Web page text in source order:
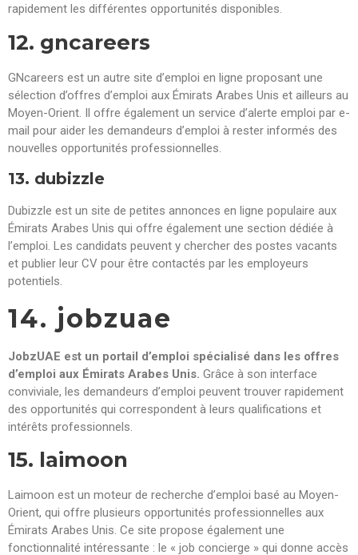
rapidement les différentes opportunités disponibles.
12. gncareers
GNcareers est un autre site d’emploi en ligne proposant une
sélection d’offres d’emploi aux Émirats Arabes Unis et ailleurs au
Moyen-Orient. Il offre également un service d’alerte emploi par e-
mail pour aider les demandeurs d’emploi à rester informés des
nouvelles opportunités professionnelles.
13. dubizzle
Dubizzle est un site de petites annonces en ligne populaire aux
Émirats Arabes Unis qui offre également une section dédiée à
l’emploi. Les candidats peuvent y chercher des postes vacants
et publier leur CV pour être contactés par les employeurs
potentiels.
14. jobzuae
JobzUAE est un portail d’emploi spécialisé dans les offres
d’emploi aux Émirats Arabes Unis. Grâce à son interface
conviviale, les demandeurs d’emploi peuvent trouver rapidement
des opportunités qui correspondent à leurs qualifications et
intérêts professionnels.
15. laimoon
Laimoon est un moteur de recherche d’emploi basé au Moyen-
Orient, qui offre plusieurs opportunités professionnelles aux
Émirats Arabes Unis. Ce site propose également une
fonctionnalité intéressante : le « job concierge » qui donne accès